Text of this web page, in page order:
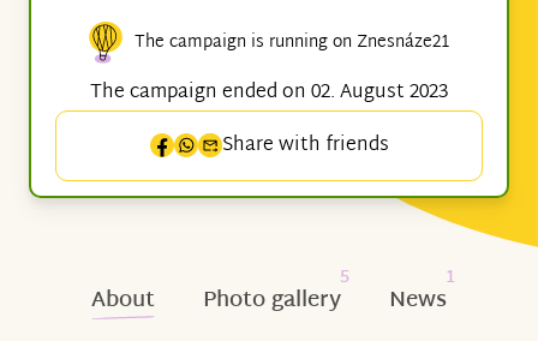
The campaign is running on Znesnáze21
The campaign ended on 02. August 2023
Share with friends
About Photo gallery
5
News
1